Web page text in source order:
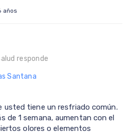
años
responde
Santana
usted tiene un resfriado común.
de 1 semana, aumentan con el
olores o elementos